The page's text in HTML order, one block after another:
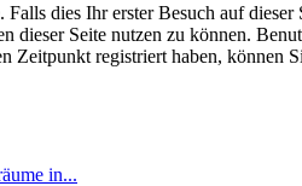
dies Ihr erster Besuch auf dieser
dieser Seite nutzen zu können.
Zeitpunkt registriert haben, können
in...